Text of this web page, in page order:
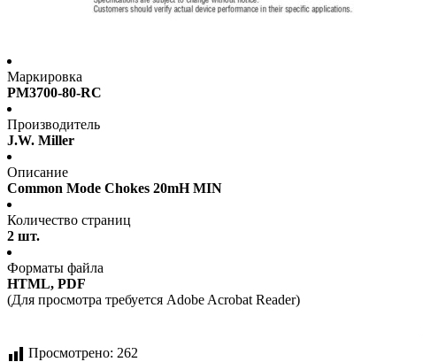
Маркировка
PM3700-80-RC
Производитель
J.W. Miller
Описание
Common Mode Chokes 20mH MIN
Количество страниц
2 шт.
Форматы файла
HTML, PDF
(Для просмотра требуется Adobe Acrobat Reader)
Просмотрено: 262